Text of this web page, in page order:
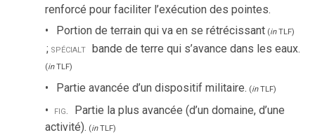
renforcé pour faciliter l’exécution des pointes.
Portion de terrain qui va en se rétrécissant (inTLF)
; spécialt bande de terre qui s’avance dans les eaux.
(inTLF)
Partie avancée d’un dispositif militaire. (inTLF)
fig. Partie la plus avancée (d’un domaine, d’une
activité). (inTLF)